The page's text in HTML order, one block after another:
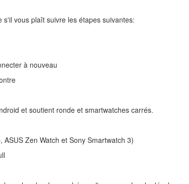
vous plaît suivre les étapes suivantes:
à nouveau
et soutient ronde et smartwatches carrés.
Zen Watch et Sony Smartwatch 3)